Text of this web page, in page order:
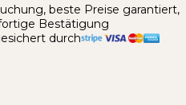
beste Preise garantiert,
Bestätigung
durch